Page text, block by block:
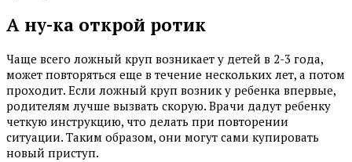
А ну-ка открой ротик
Чаще всего ложный круп возникает у детей в 2-3 года,
может повторяться еще в течение нескольких лет, а потом
проходит. Если ложный круп возник у ребенка впервые,
родителям лучше вызвать скорую. Врачи дадут ребенку
четкую инструкцию, что делать при повторении
ситуации. Таким образом, они могут сами купировать
новый приступ.